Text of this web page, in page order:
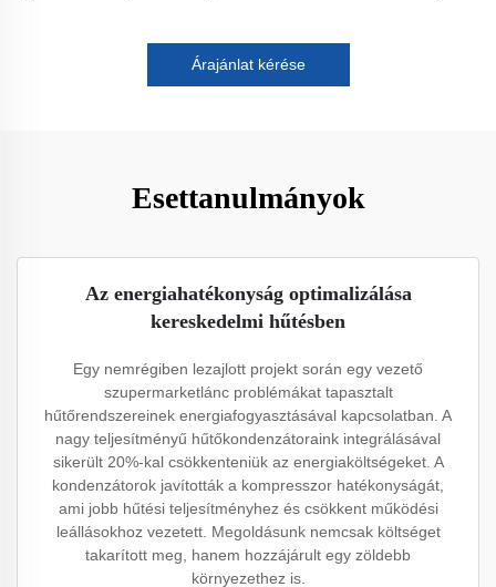
Árajánlat kérése
Esettanulmányok
Az energiahatékonyság optimalizálása
kereskedelmi hűtésben
Egy nemrégiben lezajlott projekt során egy vezető
szupermarketlánc problémákat tapasztalt
hűtőrendszereinek energiafogyasztásával kapcsolatban. A
nagy teljesítményű hűtőkondenzátoraink integrálásával
sikerült 20%-kal csökkenteniük az energiaköltségeket. A
kondenzátorok javították a kompresszor hatékonyságát,
ami jobb hűtési teljesítményhez és csökkent működési
leállásokhoz vezetett. Megoldásunk nemcsak költséget
takarított meg, hanem hozzájárult egy zöldebb
környezethez is.